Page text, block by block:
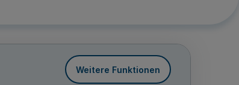
Weitere Funktionen